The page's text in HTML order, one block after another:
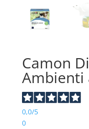
Camon
Ambienti
0,0/5
0